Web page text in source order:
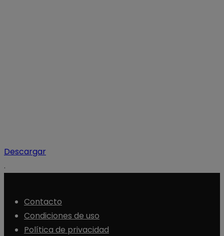
Descargar
.
Contacto
Condiciones de uso
Política de privacidad